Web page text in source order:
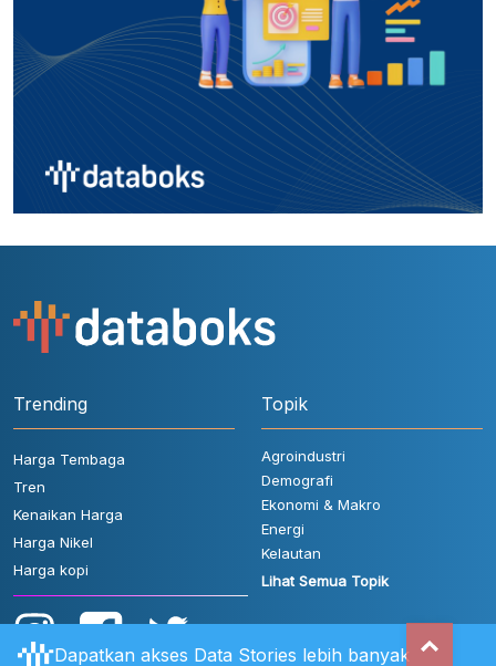
Trending
Harga Tembaga
Tren
Kenaikan Harga
Harga Nikel
Harga kopi
Topik
Agroindustri
Demografi
Ekonomi & Makro
Energi
Kelautan
Lihat Semua Topik
Dapatkan akses Data Stories lebih banyak